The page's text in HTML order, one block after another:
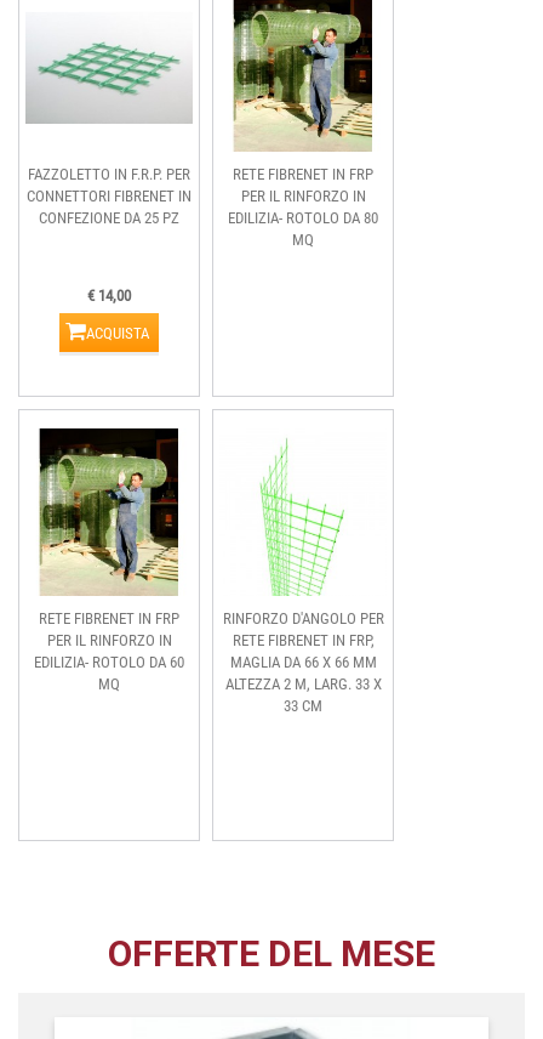
FAZZOLETTO IN F.R.P. PER
CONNETTORI FIBRENET IN
CONFEZIONE DA 25 PZ
€ 14,00
ACQUISTA
RETE FIBRENET IN FRP
PER IL RINFORZO IN
EDILIZIA- ROTOLO DA 80
MQ
RETE FIBRENET IN FRP
PER IL RINFORZO IN
EDILIZIA- ROTOLO DA 60
MQ
RINFORZO D'ANGOLO PER
RETE FIBRENET IN FRP,
MAGLIA DA 66 X 66 MM
ALTEZZA 2 M, LARG. 33 X
33 CM
OFFERTE DEL MESE